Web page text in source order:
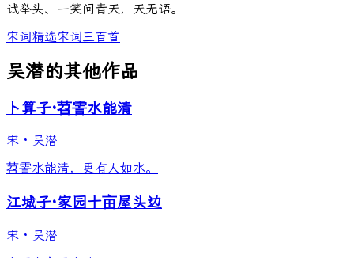
试举头、 一笑问青天， 天无语。
宋词精选宋词三百首
吴潜的其他作品
卜算子·苕霅水能清
宋 · 吴潜
苕霅水能清，更有人如水。
江城子·家园十亩屋头边
宋 · 吴潜